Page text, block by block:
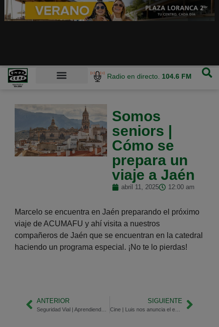
Radio en directo. 104.6 FM
Somos
seniors |
Cómo se
prepara un
viaje a Jaén
abril 11, 2025 12:00 am
Marcelo se encuentra en Jaén preparando el próximo
viaje de ACUMAFU y ahí visita a nuestros
compañeros de Jaén que se encuentran en la catedral
haciendo un programa especial. ¡No te lo pierdas!
ANTERIOR SIGUIENTE
Cine | Luis nos anuncia el estreno de cuatro películas de los Beatles para 2028